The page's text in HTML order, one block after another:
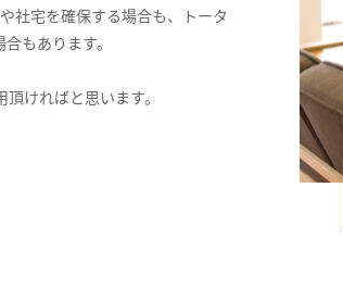
社宅を確保する場合も、トータ
もあります。
ければと思います。